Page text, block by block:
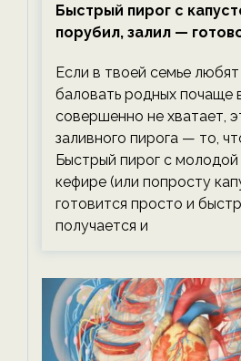
Быстрый пирог с
порубил, залил —
Если в твоей семье любят
баловать родных почаще
совершенно не хватает,
заливного пирога — то,
Быстрый пирог с молодой
кефире (или попросту
готовится просто и
получается и